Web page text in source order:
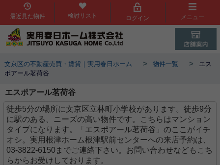
最近見た物件 検討リスト ログイン メニュー
文京区の不動産売買・賃貸｜実用春日ホーム > 物件一覧 >
エス
ポアール茗荷谷
エスポアール茗荷谷
徒歩5分の場所に文京区立林町小学校があります。徒歩9分
に駅のある、ニーズの高い物件です。こちらはマンション
タイプになります。「エスポアール茗荷谷」のここがイチ
オシ。実用根津ホーム根津駅前センターへの来店予約は、
03-3822-6150までご連絡下さい。お問い合わせなどもこち
らからお受けしております。